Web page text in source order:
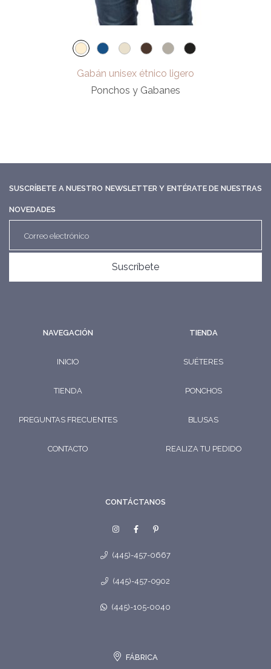
Gabán unisex étnico ligero
Ponchos y Gabanes
SUSCRÍBETE A NUESTRO NEWSLETTER Y ENTÉRATE DE NUESTRAS
NOVEDADES
Suscríbete
NAVEGACIÓN
INICIO
TIENDA
PREGUNTAS FRECUENTES
CONTACTO
TIENDA
SUÉTERES
PONCHOS
BLUSAS
REALIZA TU PEDIDO
CONTÁCTANOS
(445)-457-0667
(445)-457-0902
(445)-105-0040
FÁBRICA